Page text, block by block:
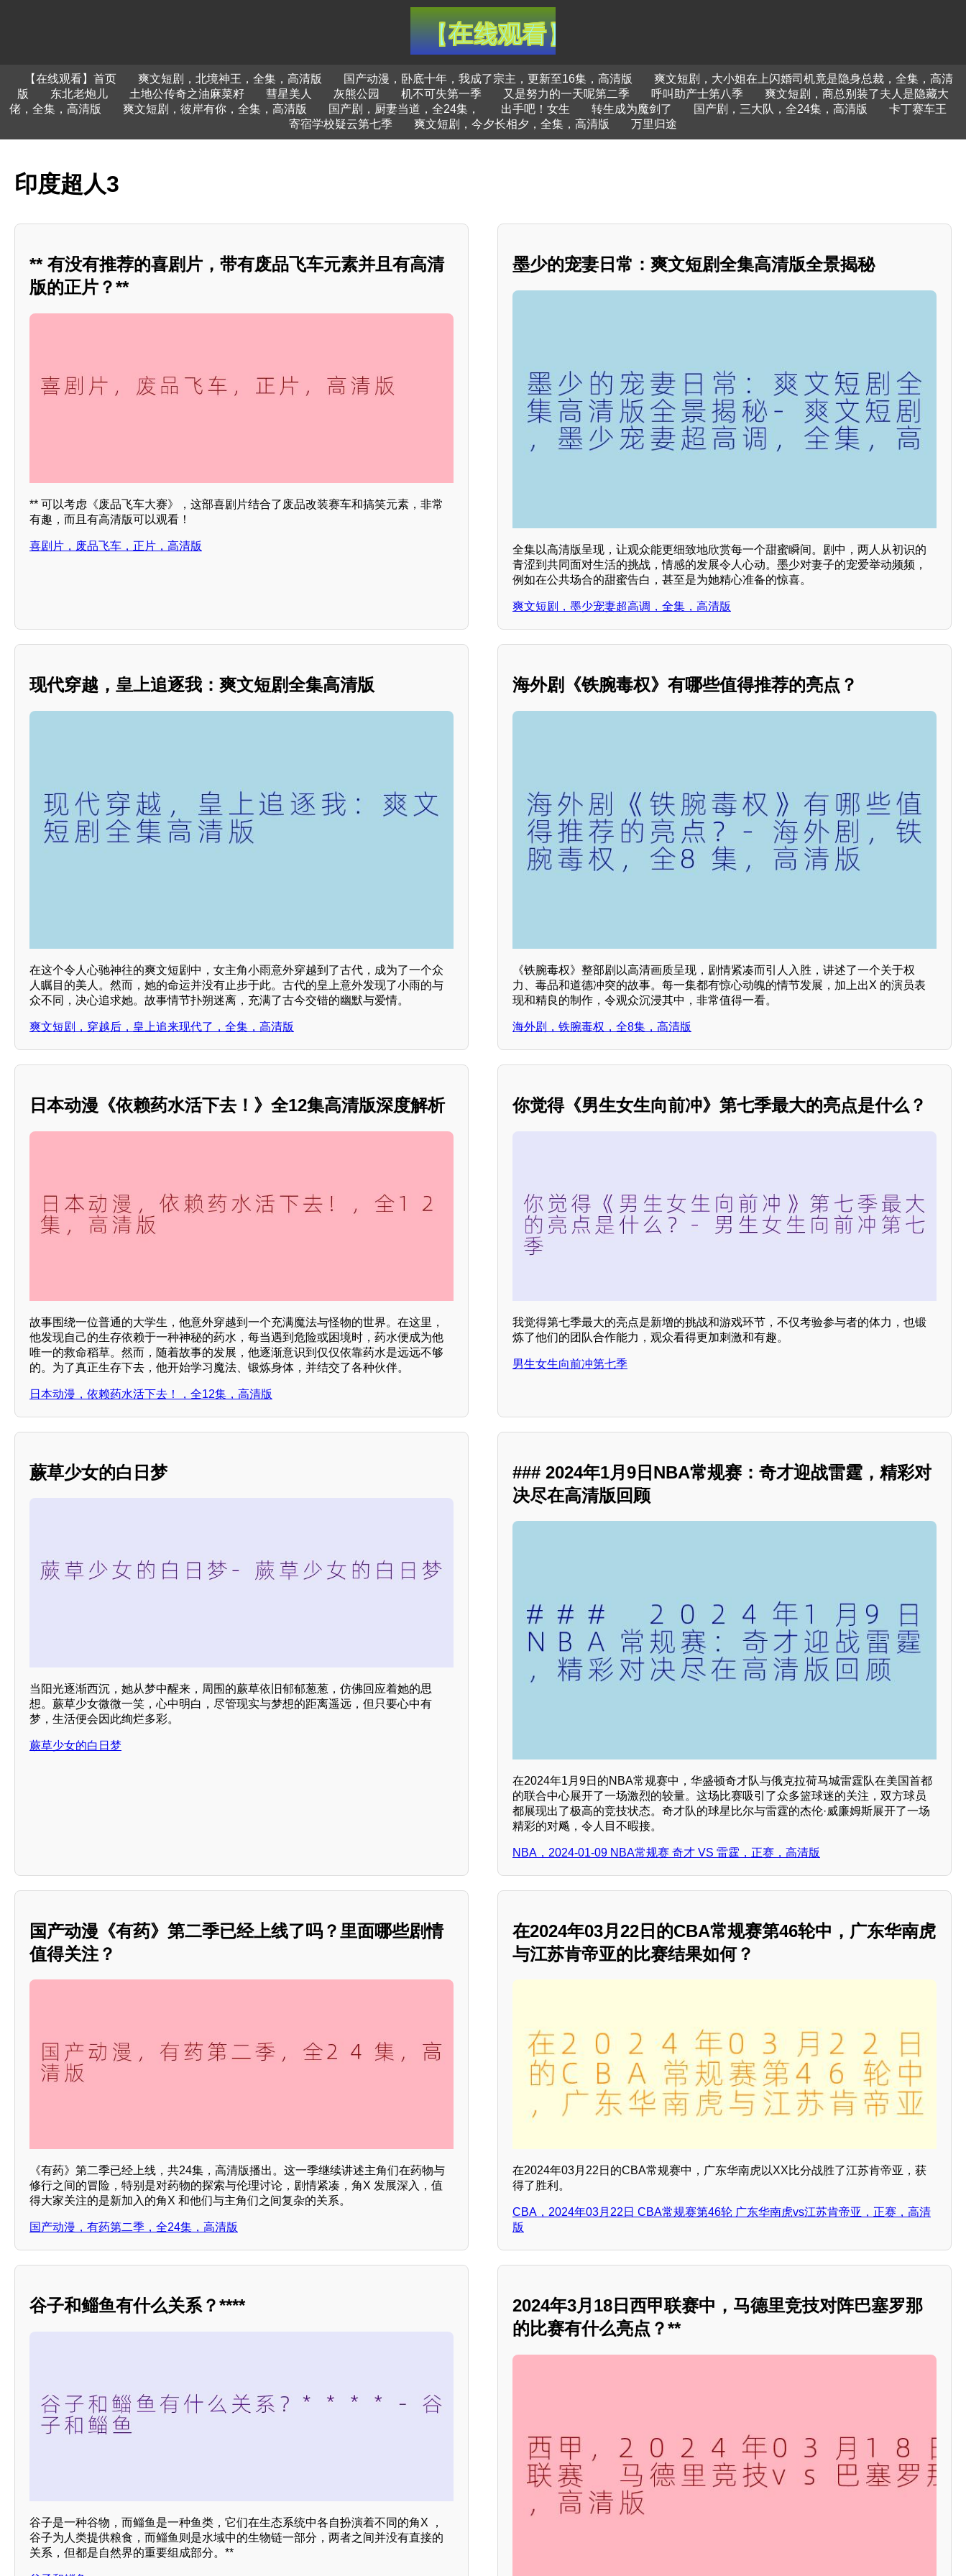
【在线观看】首页 爽文短剧，北境神王，全集，高清版 国产动漫，卧底十年，我成了宗主，更新至16集，高清版
爽文短剧，大小姐在上闪婚司机竟是隐身总裁，全集，高清
版
东北老炮儿 土地公传奇之油麻菜籽 彗星美人 灰熊公园 机不可失第一季 又是努力的一天呢第二季 呼叫助产士第八季
爽文短剧，商总别装了夫人是隐藏大
佬，全集，高清版
爽文短剧，彼岸有你，全集，高清版 国产剧，厨妻当道，全24集， 出手吧！女生 转生成为魔剑了 国产剧，三大队，全24集，高清版
卡丁赛车王
寄宿学校疑云第七季
爽文短剧，今夕长相夕，全集，高清版 万里归途
印度超人3
** 有没有推荐的喜剧片，带有废品飞车元素并且有高清
版的正片？**
** 可以考虑《废品飞车大赛》，这部喜剧片结合了废品改装赛车和搞笑元素，非常
有趣，而且有高清版可以观看！
喜剧片，废品飞车，正片，高清版
墨少的宠妻日常：爽文短剧全集高清版全景揭秘
全集以高清版呈现，让观众能更细致地欣赏每一个甜蜜瞬间。剧中，两人从初识的
青涩到共同面对生活的挑战，情感的发展令人心动。墨少对妻子的宠爱举动频频，
例如在公共场合的甜蜜告白，甚至是为她精心准备的惊喜。
爽文短剧，墨少宠妻超高调，全集，高清版
现代穿越，皇上追逐我：爽文短剧全集高清版
在这个令人心驰神往的爽文短剧中，女主角小雨意外穿越到了古代，成为了一个众
人瞩目的美人。然而，她的命运并没有止步于此。古代的皇上意外发现了小雨的与
众不同，决心追求她。故事情节扑朔迷离，充满了古今交错的幽默与爱情。
爽文短剧，穿越后，皇上追来现代了，全集，高清版
海外剧《铁腕毒权》有哪些值得推荐的亮点？
《铁腕毒权》整部剧以高清画质呈现，剧情紧凑而引人入胜，讲述了一个关于权
力、毒品和道德冲突的故事。每一集都有惊心动魄的情节发展，加上出X 的演员表
现和精良的制作，令观众沉浸其中，非常值得一看。
海外剧，铁腕毒权，全8集，高清版
日本动漫《依赖药水活下去！》全12集高清版深度解析
故事围绕一位普通的大学生，他意外穿越到一个充满魔法与怪物的世界。在这里，
他发现自己的生存依赖于一种神秘的药水，每当遇到危险或困境时，药水便成为他
唯一的救命稻草。然而，随着故事的发展，他逐渐意识到仅仅依靠药水是远远不够
的。为了真正生存下去，他开始学习魔法、锻炼身体，并结交了各种伙伴。
日本动漫，依赖药水活下去！，全12集，高清版
你觉得《男生女生向前冲》第七季最大的亮点是什么？
我觉得第七季最大的亮点是新增的挑战和游戏环节，不仅考验参与者的体力，也锻
炼了他们的团队合作能力，观众看得更加刺激和有趣。
男生女生向前冲第七季
蕨草少女的白日梦
当阳光逐渐西沉，她从梦中醒来，周围的蕨草依旧郁郁葱葱，仿佛回应着她的思
想。蕨草少女微微一笑，心中明白，尽管现实与梦想的距离遥远，但只要心中有
梦，生活便会因此绚烂多彩。
蕨草少女的白日梦
### 2024年1月9日NBA常规赛：奇才迎战雷霆，精彩对
决尽在高清版回顾
在2024年1月9日的NBA常规赛中，华盛顿奇才队与俄克拉荷马城雷霆队在美国首都
的联合中心展开了一场激烈的较量。这场比赛吸引了众多篮球迷的关注，双方球员
都展现出了极高的竞技状态。奇才队的球星比尔与雷霆的杰伦·威廉姆斯展开了一场
精彩的对飚，令人目不暇接。
NBA，2024-01-09 NBA常规赛 奇才 VS 雷霆，正赛，高清版
国产动漫《有药》第二季已经上线了吗？里面哪些剧情
值得关注？
《有药》第二季已经上线，共24集，高清版播出。这一季继续讲述主角们在药物与
修行之间的冒险，特别是对药物的探索与伦理讨论，剧情紧凑，角X 发展深入，值
得大家关注的是新加入的角X 和他们与主角们之间复杂的关系。
国产动漫，有药第二季，全24集，高清版
在2024年03月22日的CBA常规赛第46轮中，广东华南虎
与江苏肯帝亚的比赛结果如何？
在2024年03月22日的CBA常规赛中，广东华南虎以XX比分战胜了江苏肯帝亚，获
得了胜利。
CBA，2024年03月22日 CBA常规赛第46轮 广东华南虎vs江苏肯帝亚，正赛，高清
版
谷子和鲻鱼有什么关系？****
谷子是一种谷物，而鲻鱼是一种鱼类，它们在生态系统中各自扮演着不同的角X ，
谷子为人类提供粮食，而鲻鱼则是水域中的生物链一部分，两者之间并没有直接的
关系，但都是自然界的重要组成部分。**
2024年3月18日西甲联赛中，马德里竞技对阵巴塞罗那
的比赛有什么亮点？**